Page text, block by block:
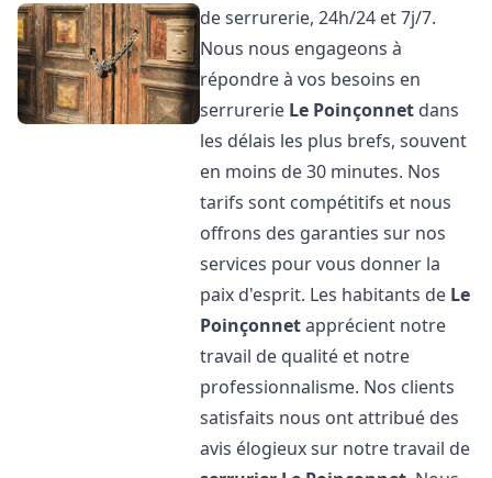
de serrurerie, 24h/24 et 7j/7.
Nous nous engageons à
répondre à vos besoins en
serrurerie Le Poinçonnet dans
les délais les plus brefs, souvent
en moins de 30 minutes. Nos
tarifs sont compétitifs et nous
offrons des garanties sur nos
services pour vous donner la
paix d'esprit. Les habitants de Le
Poinçonnetapprécient notre
travail de qualité et notre
professionnalisme. Nos clients
satisfaits nous ont attribué des
avis élogieux sur notre travail de